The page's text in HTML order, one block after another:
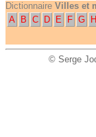
Dictionnaire Villes et
A
B C D E F G H
© Serge